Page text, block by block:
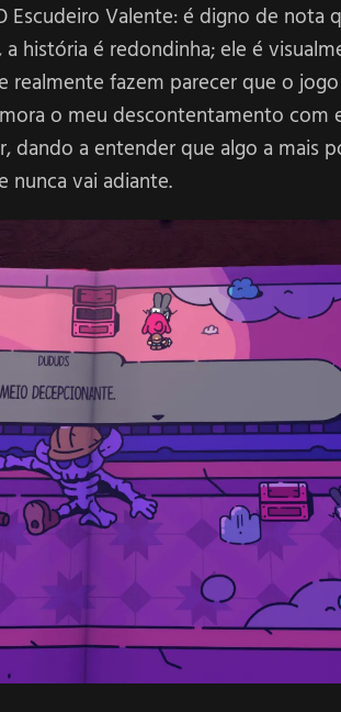
Escudeiro Valente: é digno de nota
história é redondinha; ele é
realmente fazem parecer que o
o meu descontentamento com
dando a entender que algo a mais
nunca vai adiante.